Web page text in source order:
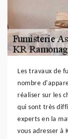
Les travaux de
nombre
réaliser sur les
qui sont très
experts en la
vous adresser à